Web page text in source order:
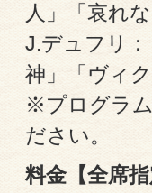
人」「哀れ
J.デュフリ
神」「ヴィ
※プログラ
ださい。
料金【全席指